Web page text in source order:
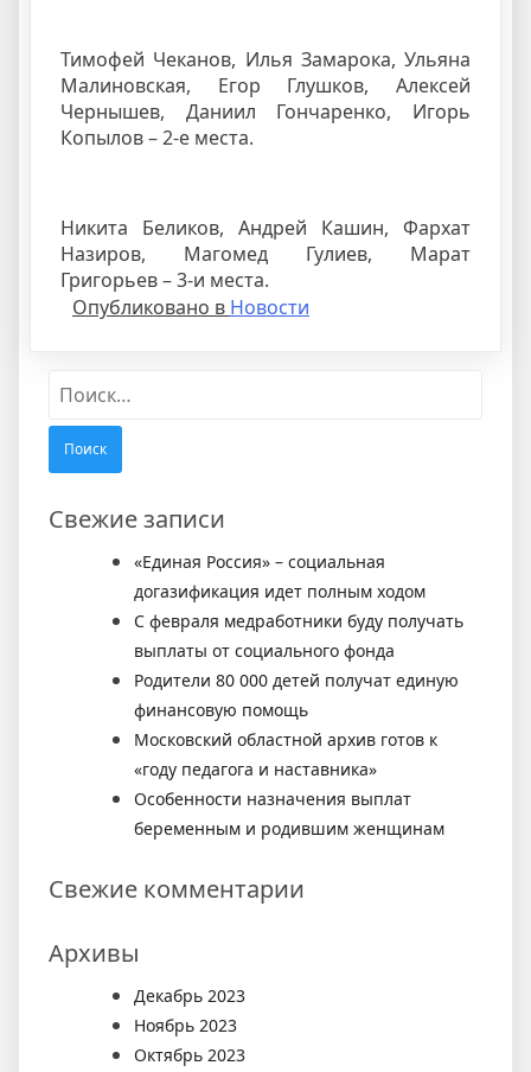
Тимофей Чеканов, Илья Замарока, Ульяна
Малиновская, Егор Глушков, Алексей
Чернышев, Даниил Гончаренко, Игорь
Копылов – 2-е места.
Никита Беликов, Андрей Кашин, Фархат
Назиров, Магомед Гулиев, Марат
Григорьев – 3-и места.
Опубликовано в Новости
Найти:
Свежие записи
«Единая Россия» – социальная
догазификация идет полным ходом
С февраля медработники буду получать
выплаты от социального фонда
Родители 80 000 детей получат единую
финансовую помощь
Московский областной архив готов к
«году педагога и наставника»
Особенности назначения выплат
беременным и родившим женщинам
Свежие комментарии
Архивы
Декабрь 2023
Ноябрь 2023
Октябрь 2023